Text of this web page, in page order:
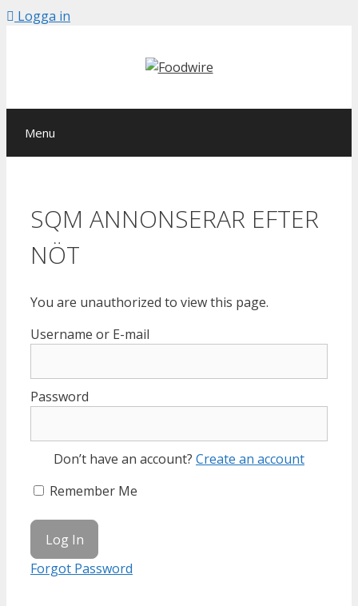
SkipLogga in
Menu
SQM ANNONSERAR EFTER
NÖT
You are unauthorized to view this page.
Username or E-mail
Password
Don’t have an account? Create an account
Remember Me
Forgot Password